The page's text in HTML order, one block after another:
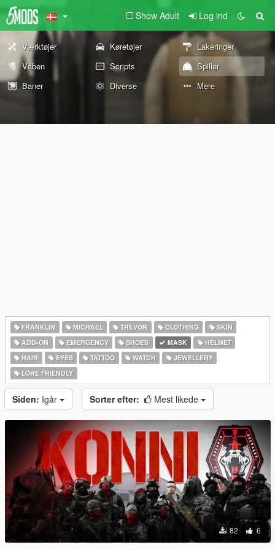
Show Adult Log ind
Værktøjer Køretøjer
Lakeringer
Våben
Scripts
Spiller
Baner
Diverse Mere
FRANKLIN MICHAEL TREVOR CLOTHING
SKIN
ADD-ON
EMERGENCY SHOES MASK
HELMET
HAIR
EYES TATTOO WATCH
JEWELLERY
LORE FRIENDLY
Siden: Igår Sorter efter: Mest likede
82 6